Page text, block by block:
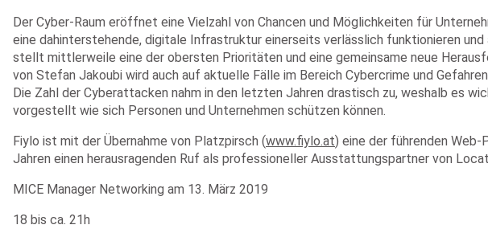
Der Cyber-Raum eröffnet eine Vielzahl von Chancen und Möglichkeiten für
eine dahinterstehende, digitale Infrastruktur einerseits verlässlich funktionieren
stellt mittlerweile eine der obersten Prioritäten und eine gemeinsame neue
von Stefan Jakoubi wird auch auf aktuelle Fälle im Bereich Cybercrime und
Die Zahl der Cyberattacken nahm in den letzten Jahren drastisch zu, weshalb es
vorgestellt wie sich Personen und Unternehmen schützen können.
Fiylo ist mit der Übernahme von Platzpirsch (www.fiylo.at) eine der führenden
Jahren einen herausragenden Ruf als professioneller Ausstattungspartner von
MICE Manager Networking am 13. März 2019
18 bis ca. 21h